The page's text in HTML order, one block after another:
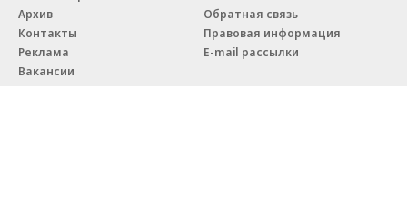
Архив
Контакты
Реклама
Вакансии
Обратная связь
Правовая информация
E-mail рассылки